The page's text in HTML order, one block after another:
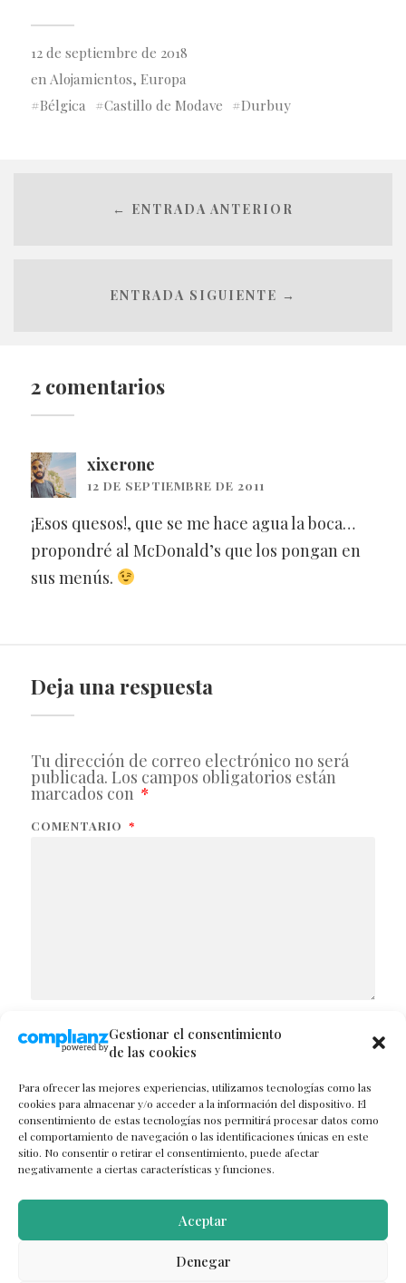
Gestionar el consentimiento
de las cookies
Para ofrecer las mejores experiencias, utilizamos tecnologías como las
cookies para almacenar y/o acceder a la información del dispositivo. El
consentimiento de estas tecnologías nos permitirá procesar datos como
el comportamiento de navegación o las identificaciones únicas en este
sitio. No consentir o retirar el consentimiento, puede afectar
negativamente a ciertas características y funciones.
Aceptar
Denegar
12 de septiembre de 2018
en Alojamientos, Europa
Bélgica
Castillo de Modave Durbuy
← ENTRADA ANTERIOR
ENTRADA SIGUIENTE →
2 comentarios
xixerone
12 DE SEPTIEMBRE DE 2011
¡Esos quesos!, que se me hace agua la boca…
propondré al McDonald’s que los pongan en
sus menús.
Deja una respuesta
Tu dirección de correo electrónico no será
publicada. Los campos obligatorios están
marcados con *
COMENTARIO *
NOMBRE
CORREO ELECTRÓNICO